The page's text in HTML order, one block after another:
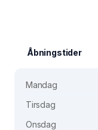
Åbningstider
Mandag
Tirsdag
Onsdag